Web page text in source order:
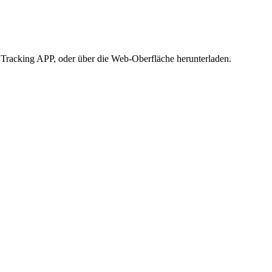
APP, oder über die Web-Oberfläche herunterladen.